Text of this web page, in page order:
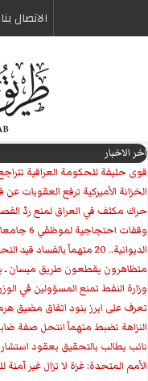
الاتصال بنا
اخر الاخبار
قوى حليفة للحكومة العراقية
الخزانة الأميركية ترفع العقوبات
حراك مكثف في العراق لمنع ردّ
وقفات احتجاجية لموظفي 6 جامعات بسبب تأخر الرواتب
الديوانية.. 20 متهماً بالفساد قيد التحقيق بعد توقيف مدير سابق
متظاهرون يقطعون طريق ميسان ـ
وزارة النفط تمنع المسؤولين في
تعرف على ابرز بنود اتفاق مضيق
النزاهة تضبط متهماً انتحل صفة
نائب يطالب بالتحقيق بعقود استشارية في مصفى
الأمم المتحدة: غزة لا تزال غير